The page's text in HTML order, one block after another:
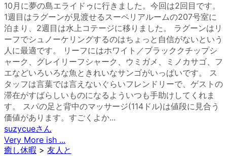
10月に夢の島エライドゥに行きました。今回は2回目です。
1週目はラグーンが見渡せるスーペリアルームの207号室に
泊まり、2週目は水上コテージに移りました。 ラグーンはリ
ーフでシュノーケリングするのはちょっと自信がないという
人に最適です。 リーフにはホワイト／ブラッククチップシ
ャーク、グレイリーフシャーク、ウミガメ、ミノカサゴ、フ
エなどいろいろな魚ときれいなサンゴがいっぱいです。 ス
タッフは言葉では言えないぐらいフレンドリーで、ゲストの
滞在がすばらしいものになるよういつも手助けしてくれま
す。 スパの足と背中のマッサージ(114ドル)は値段に見合う
価値があります。すごくよか...
suzycueさん
Very More ish ...
癒し休暇 > 友人と